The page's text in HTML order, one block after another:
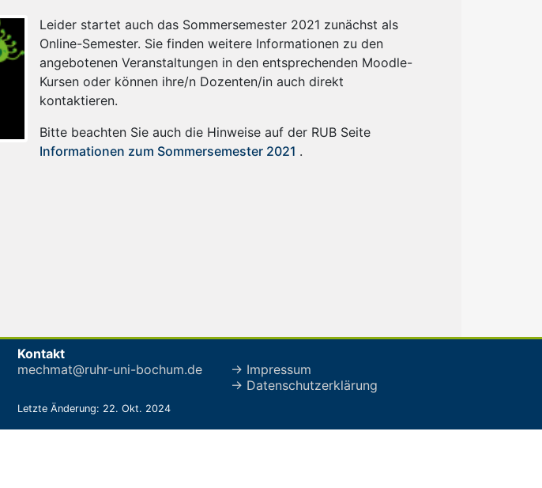
Leider startet auch das Sommersemester 2021 zunächst als
Online-Semester. Sie finden weitere Informationen zu den
angebotenen Veranstaltungen in den entsprechenden Moodle-
Kursen oder können ihre/n Dozenten/in auch direkt
kontaktieren.
Bitte beachten Sie auch die Hinweise auf der RUB Seite
Informationen zum Sommersemester 2021 .
Kontakt
mechmat@ruhr-uni-bochum.de
→ Impressum
→ Datenschutzerklärung
Letzte Änderung: 22. Okt. 2024